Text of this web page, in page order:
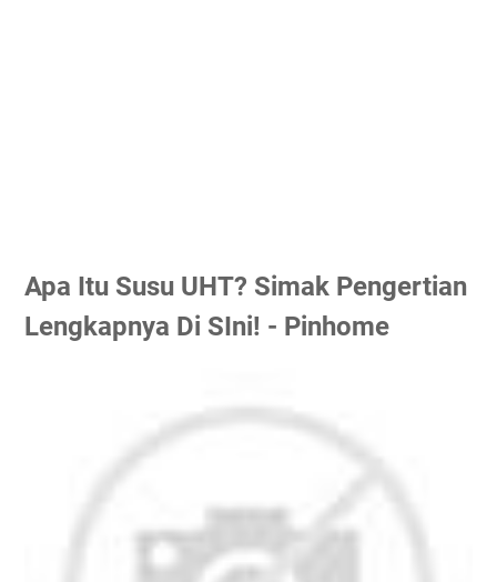
Apa Itu Susu UHT? Simak Pengertian
Lengkapnya Di SIni! - Pinhome